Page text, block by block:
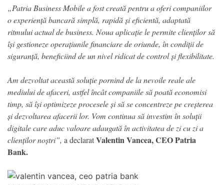
„Patria Business Mobile a fost creată pentru a oferi companiilor
o experiență bancară simplă, rapidă și eficientă, adaptată
ritmului actual de business. Noua aplicație le permite clienților să
își gestioneze operațiunile financiare de oriunde, în condiții de
siguranță, beneficiind de un nivel ridicat de control și flexibilitate.
Am dezvoltat această soluție pornind de la nevoile reale ale
mediului de afaceri, astfel încât companiile să poată economisi
timp, să își optimizeze procesele și să se concentreze pe creșterea
și dezvoltarea afacerii lor. Vom continua să investim în soluții
digitale care aduc valoare adaugată în activitatea de zi cu zi a
clienților noștri”, a declaratValentin Vancea, CEO Patria
Bank.